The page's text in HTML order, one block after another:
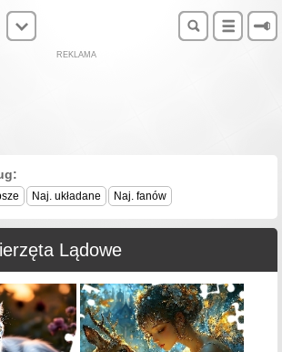
REKLAMA
Naj. układane Naj. fanów
Lądowe